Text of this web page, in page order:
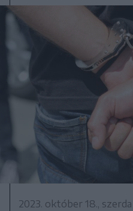
2023. október 18., szerda